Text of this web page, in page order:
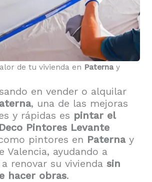
de tu vivienda en Paternay
en vender o alquilar
, una de las mejoras
y rápidas es pintar el
Deco Pintores Levante
pintores en Paternay
Valencia, ayudando a
renovar su vivienda sin
hacer obras.